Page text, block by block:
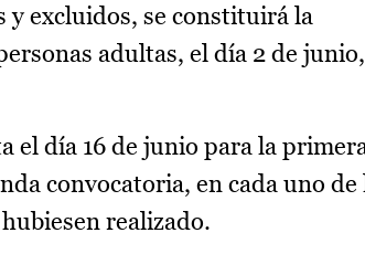
y excluidos, se constituirá la
adultas, el día 2 de junio,
el día 16 de junio para la
convocatoria, en cada uno de
realizado.